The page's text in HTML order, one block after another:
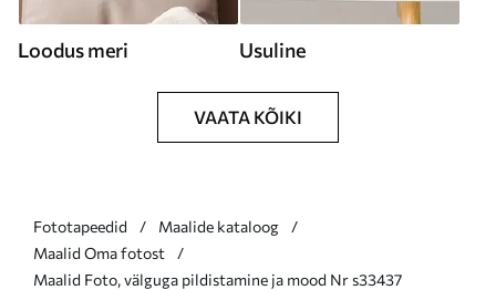
Loodus meri Usuline
VAATA KÕIKI
Fototapeedid
Maalide kataloog
Maalid Oma fotost
Maalid Foto, välguga pildistamine ja mood Nr s33437